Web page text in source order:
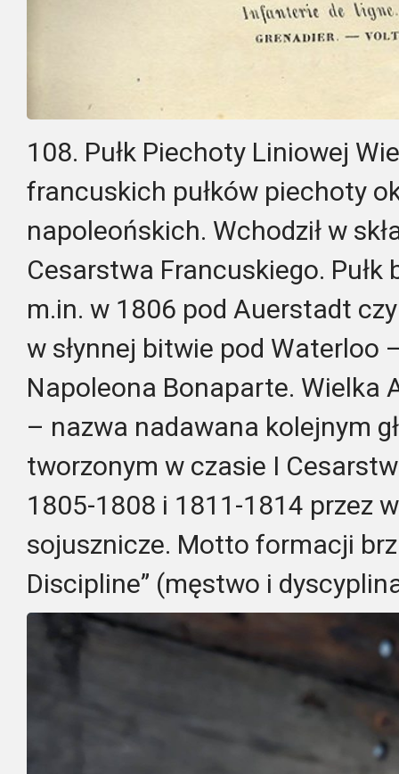
108. Pułk Piechoty Liniowej
francuskich pułków piechoty
napoleońskich. Wchodził w
Cesarstwa Francuskiego. Pułk
m.in. w 1806 pod Auerstadt
w słynnej bitwie pod Waterloo
Napoleona Bonaparte. Wielka
– nazwa nadawana kolejnym
tworzonym w czasie I
1805-1808 i 1811-1814 przez
sojusznicze. Motto formacji
Discipline” (męstwo i